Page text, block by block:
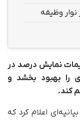
وظیفه
نمایش درصد در
را بهبود بخشد و
کند.
اعلام کرد که